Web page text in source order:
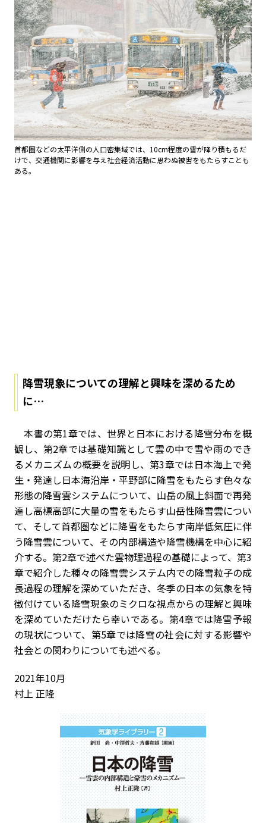
首都圏などの太平洋側の人口密集域では、10cm程度の雪が降り積もるだ
けで、交通機関に影響を与え社会経済活動に思わぬ被害をもたらすことも
ある。
降雪現象についての理解と興味を深めるため
に…
本書の第1章では、世界と日本における降雪分布を概
観し、第2章では基礎知識として雲の中で雪や雨のでき
るメカニズムの概要を説明し、第3章では日本海上で発
生・発達し日本海沿岸・平野部に降雪をもたらす色々な
形態の降雪雲システムについて、山岳の風上斜面で再発
達し高標高部に大量の雪をもたらす山岳性降雪雲につい
て、そして首都圏などに降雪をもたらす南岸低気圧に伴
う降雪雲について、その内部構造や降雪機構を中心に紹
介する。第2章で述べた雲物理過程の基礎によって、第3
章で紹介した種々の降雪雲システム内での降雪粒子の成
長過程の理解を深めていただき、冬季の日本の気象を特
徴付けている降雪現象のミクロな視点からの理解と興味
を深めていただけたら幸いである。第4章では降雪予報
の現状について、第5章では降雪の社会に対する影響や
社会との関わりについても述べる。
2021年10月
村上 正隆